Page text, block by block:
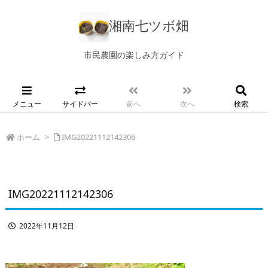
湘南七ツボ畑
市民農園の楽しみ方ガイド
メニュー サイドバー 前へ 次へ 検索
ホーム > IMG20221112142306
IMG20221112142306
2022年11月12日